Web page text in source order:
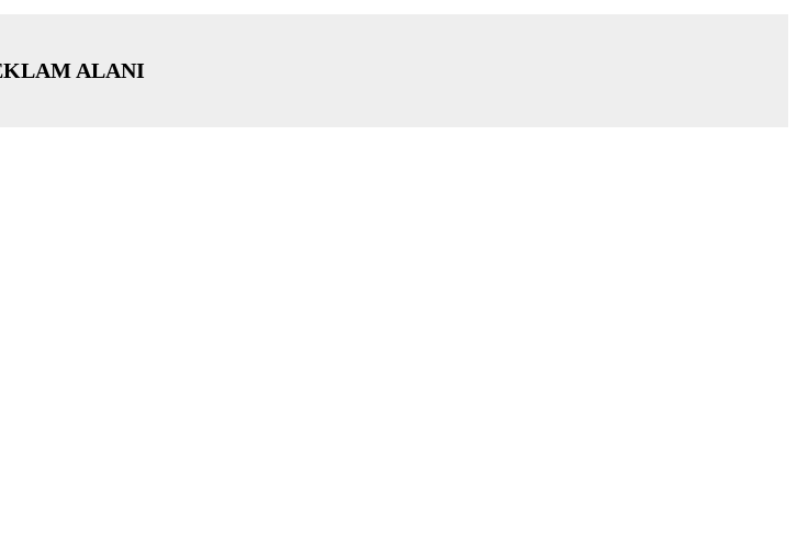
ALANI